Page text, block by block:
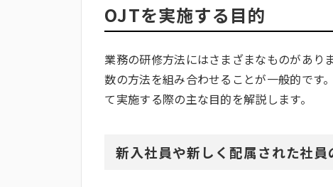
OJTを実施する目的
業務の研修方法にはさまざまなものがあり
数の方法を組み合わせることが一般的です
て実施する際の主な目的を解説します。
新入社員や新しく配属された社員